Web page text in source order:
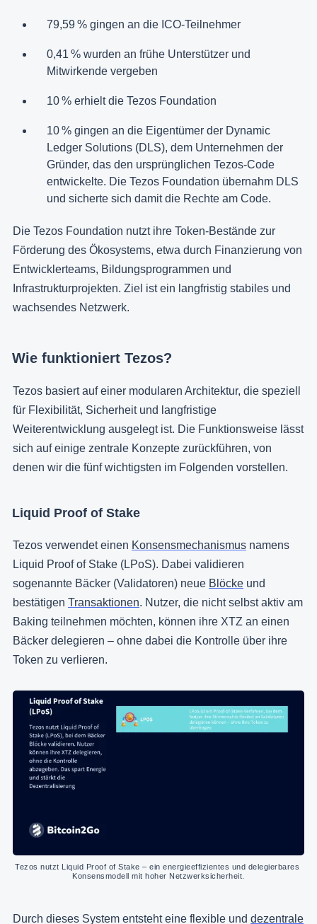
79,59 % gingen an die ICO-Teilnehmer
0,41 % wurden an frühe Unterstützer und
Mitwirkende vergeben
10 % erhielt die Tezos Foundation
10 % gingen an die Eigentümer der Dynamic
Ledger Solutions (DLS), dem Unternehmen der
Gründer, das den ursprünglichen Tezos-Code
entwickelte. Die Tezos Foundation übernahm DLS
und sicherte sich damit die Rechte am Code.
Die Tezos Foundation nutzt ihre Token-Bestände zur
Förderung des Ökosystems, etwa durch Finanzierung von
Entwicklerteams, Bildungsprogrammen und
Infrastrukturprojekten. Ziel ist ein langfristig stabiles und
wachsendes Netzwerk.
Wie funktioniert Tezos?
Tezos basiert auf einer modularen Architektur, die speziell
für Flexibilität, Sicherheit und langfristige
Weiterentwicklung ausgelegt ist. Die Funktionsweise lässt
sich auf einige zentrale Konzepte zurückführen, von
denen wir die fünf wichtigsten im Folgenden vorstellen.
Liquid Proof of Stake
Tezos verwendet einen Konsensmechanismus namens
Liquid Proof of Stake (LPoS). Dabei validieren
sogenannte Bäcker (Validatoren) neue Blöcke und
bestätigen Transaktionen. Nutzer, die nicht selbst aktiv am
Baking teilnehmen möchten, können ihre XTZ an einen
Bäcker delegieren – ohne dabei die Kontrolle über ihre
Token zu verlieren.
Tezos nutzt Liquid Proof of Stake – ein energieeffizientes und delegierbares
Konsensmodell mit hoher Netzwerksicherheit.
Durch dieses System entsteht eine flexible und dezentrale